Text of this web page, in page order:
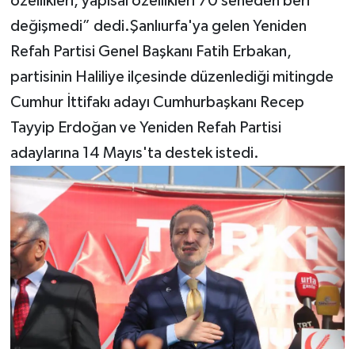
değişmedi” dedi.Şanlıurfa'ya gelen Yeniden
Refah Partisi Genel Başkanı Fatih Erbakan,
partisinin Haliliye ilçesinde düzenlediği mitingde
Cumhur İttifakı adayı Cumhurbaşkanı Recep
Tayyip Erdoğan ve Yeniden Refah Partisi
adaylarına 14 Mayıs'ta destek istedi.